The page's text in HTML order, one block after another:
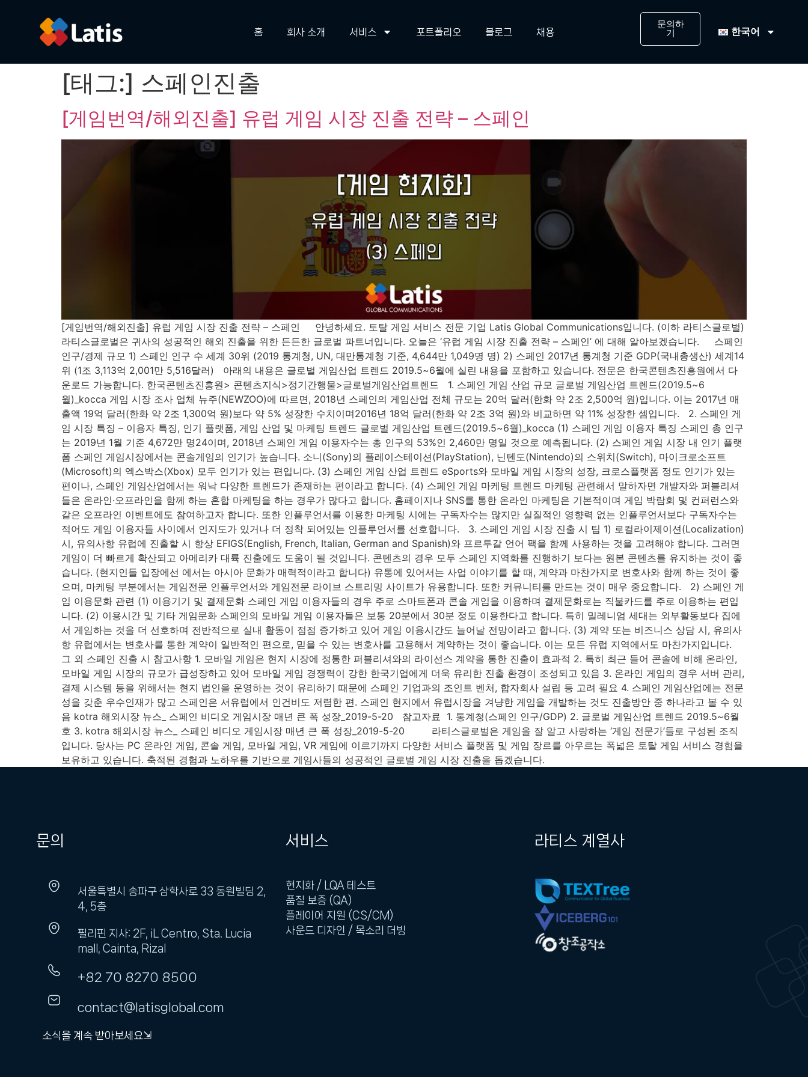
홈 회사 소개 서비스 포트폴리오 블로그 채용
문의하
기
한국어
[태그:] 스페인진출
[게임번역/해외진출] 유럽 게임 시장 진출 전략 – 스페인
[게임번역/해외진출] 유럽 게임 시장 진출 전략 – 스페인 안녕하세요. 토탈 게임 서비스 전문 기업 Latis Global Communications입니다. (이하 라티스글로벌)
라티스글로벌은 귀사의 성공적인 해외 진출을 위한 든든한 글로벌 파트너입니다. 오늘은 ‘유럽 게임 시장 진출 전략 – 스페인’ 에 대해 알아보겠습니다. 스페인
인구/경제 규모 1) 스페인 인구 수 세계 30위 (2019 통계청, UN, 대만통계청 기준, 4,644만 1,049명 명) 2) 스페인 2017년 통계청 기준 GDP(국내총생산) 세계14
위 (1조 3,113억 2,001만 5,516달러) 아래의 내용은 글로벌 게임산업 트렌드 2019.5~6월에 실린 내용을 포함하고 있습니다. 전문은 한국콘텐츠진흥원에서 다
운로드 가능합니다. 한국콘텐츠진흥원> 콘텐츠지식>정기간행물>글로벌게임산업트렌드 1. 스페인 게임 산업 규모 글로벌 게임산업 트렌드(2019.5~6
월)_kocca 게임 시장 조사 업체 뉴주(NEWZOO)에 따르면, 2018년 스페인의 게임산업 전체 규모는 20억 달러(한화 약 2조 2,500억 원)입니다. 이는 2017년 매
출액 19억 달러(한화 약 2조 1,300억 원)보다 약 5% 성장한 수치이며2016년 18억 달러(한화 약 2조 3억 원)와 비교하면 약 11% 성장한 셈입니다. 2. 스페인 게
임 시장 특징 – 이용자 특징, 인기 플랫폼, 게임 산업 및 마케팅 트렌드 글로벌 게임산업 트렌드(2019.5~6월)_kocca (1) 스페인 게임 이용자 특징 스페인 총 인구
는 2019년 1월 기준 4,672만 명24이며, 2018년 스페인 게임 이용자수는 총 인구의 53%인 2,460만 명일 것으로 예측됩니다. (2) 스페인 게임 시장 내 인기 플랫
폼 스페인 게임시장에서는 콘솔게임의 인기가 높습니다. 소니(Sony)의 플레이스테이션(PlayStation), 닌텐도(Nintendo)의 스위치(Switch), 마이크로소프트
(Microsoft)의 엑스박스(Xbox) 모두 인기가 있는 편입니다. (3) 스페인 게임 산업 트렌드 eSports와 모바일 게임 시장의 성장, 크로스플랫폼 정도 인기가 있는
편이나, 스페인 게임산업에서는 워낙 다양한 트렌드가 존재하는 편이라고 합니다. (4) 스페인 게임 마케팅 트렌드 마케팅 관련해서 말하자면 개발자와 퍼블리셔
들은 온라인·오프라인을 함께 하는 혼합 마케팅을 하는 경우가 많다고 합니다. 홈페이지나 SNS를 통한 온라인 마케팅은 기본적이며 게임 박람회 및 컨퍼런스와
같은 오프라인 이벤트에도 참여하고자 합니다. 또한 인플루언서를 이용한 마케팅 시에는 구독자수는 많지만 실질적인 영향력 없는 인플루언서보다 구독자수는
적어도 게임 이용자들 사이에서 인지도가 있거나 더 정착 되어있는 인플루언서를 선호합니다. 3. 스페인 게임 시장 진출 시 팁 1) 로컬라이제이션(Localization)
시, 유의사항 유럽에 진출할 시 항상 EFIGS(English, French, Italian, German and Spanish)와 프르투갈 언어 팩을 함께 사용하는 것을 고려해야 합니다. 그러면
게임이 더 빠르게 확산되고 아메리카 대륙 진출에도 도움이 될 것입니다. 콘텐츠의 경우 모두 스페인 지역화를 진행하기 보다는 원본 콘텐츠를 유지하는 것이 좋
습니다. (현지인들 입장에선 에서는 아시아 문화가 매력적이라고 합니다) 유통에 있어서는 사업 이야기를 할 때, 계약과 마찬가지로 변호사와 함께 하는 것이 좋
으며, 마케팅 부분에서는 게임전문 인플루언서와 게임전문 라이브 스트리밍 사이트가 유용합니다. 또한 커뮤니티를 만드는 것이 매우 중요합니다. 2) 스페인 게
임 이용문화 관련 (1) 이용기기 및 결제문화 스페인 게임 이용자들의 경우 주로 스마트폰과 콘솔 게임을 이용하며 결제문화로는 직불카드를 주로 이용하는 편입
니다. (2) 이용시간 및 기타 게임문화 스페인의 모바일 게임 이용자들은 보통 20분에서 30분 정도 이용한다고 합니다. 특히 밀레니엄 세대는 외부활동보다 집에
서 게임하는 것을 더 선호하며 전반적으로 실내 활동이 점점 증가하고 있어 게임 이용시간도 늘어날 전망이라고 합니다. (3) 계약 또는 비즈니스 상담 시, 유의사
항 유럽에서는 변호사를 통한 계약이 일반적인 편으로, 믿을 수 있는 변호사를 고용해서 계약하는 것이 좋습니다. 이는 모든 유럽 지역에서도 마찬가지입니다.
그 외 스페인 진출 시 참고사항 1. 모바일 게임은 현지 시장에 정통한 퍼블리셔와의 라이선스 계약을 통한 진출이 효과적 2. 특히 최근 들어 콘솔에 비해 온라인,
모바일 게임 시장의 규모가 급성장하고 있어 모바일 게임 경쟁력이 강한 한국기업에게 더욱 유리한 진출 환경이 조성되고 있음 3. 온라인 게임의 경우 서버 관리,
결제 시스템 등을 위해서는 현지 법인을 운영하는 것이 유리하기 때문에 스페인 기업과의 조인트 벤처, 합자회사 설립 등 고려 필요 4. 스페인 게임산업에는 전문
성을 갖춘 우수인재가 많고 스페인은 서유럽에서 인건비도 저렴한 편. 스페인 현지에서 유럽시장을 겨냥한 게임을 개발하는 것도 진출방안 중 하나라고 볼 수 있
음 kotra 해외시장 뉴스_ 스페인 비디오 게임시장 매년 큰 폭 성장_2019-5-20 참고자료 ​ 1. 통계청(스페인 인구/GDP) ​2. 글로벌 게임산업 트렌드 2019.5~6월
호 3. kotra 해외시장 뉴스_ 스페인 비디오 게임시장 매년 큰 폭 성장_2019-5-20 라티스글로벌은 게임을 잘 알고 사랑하는 ‘게임 전문가’들로 구성된 조직
입니다. 당사는 PC 온라인 게임, 콘솔 게임, 모바일 게임, VR 게임에 이르기까지 다양한 서비스 플랫폼 및 게임 장르를 아우르는 폭넓은 토탈 게임 서비스 경험을
보유하고 있습니다. 축적된 경험과 노하우를 기반으로 게임사들의 성공적인 글로벌 게임 시장 진출을 돕겠습니다.
문의
서울특별시 송파구 삼학사로 33 동원빌딩 2,
4, 5층
필리핀 지사: 2F, iL Centro, Sta. Lucia
mall, Cainta, Rizal
+82 70 8270 8500
contact@latisglobal.com
소식을 계속 받아보세요⇲
서비스
현지화 / LQA 테스트
품질 보증 (QA)
플레이어 지원 (CS/CM)
사운드 디자인 / 목소리 더빙
라티스 계열사